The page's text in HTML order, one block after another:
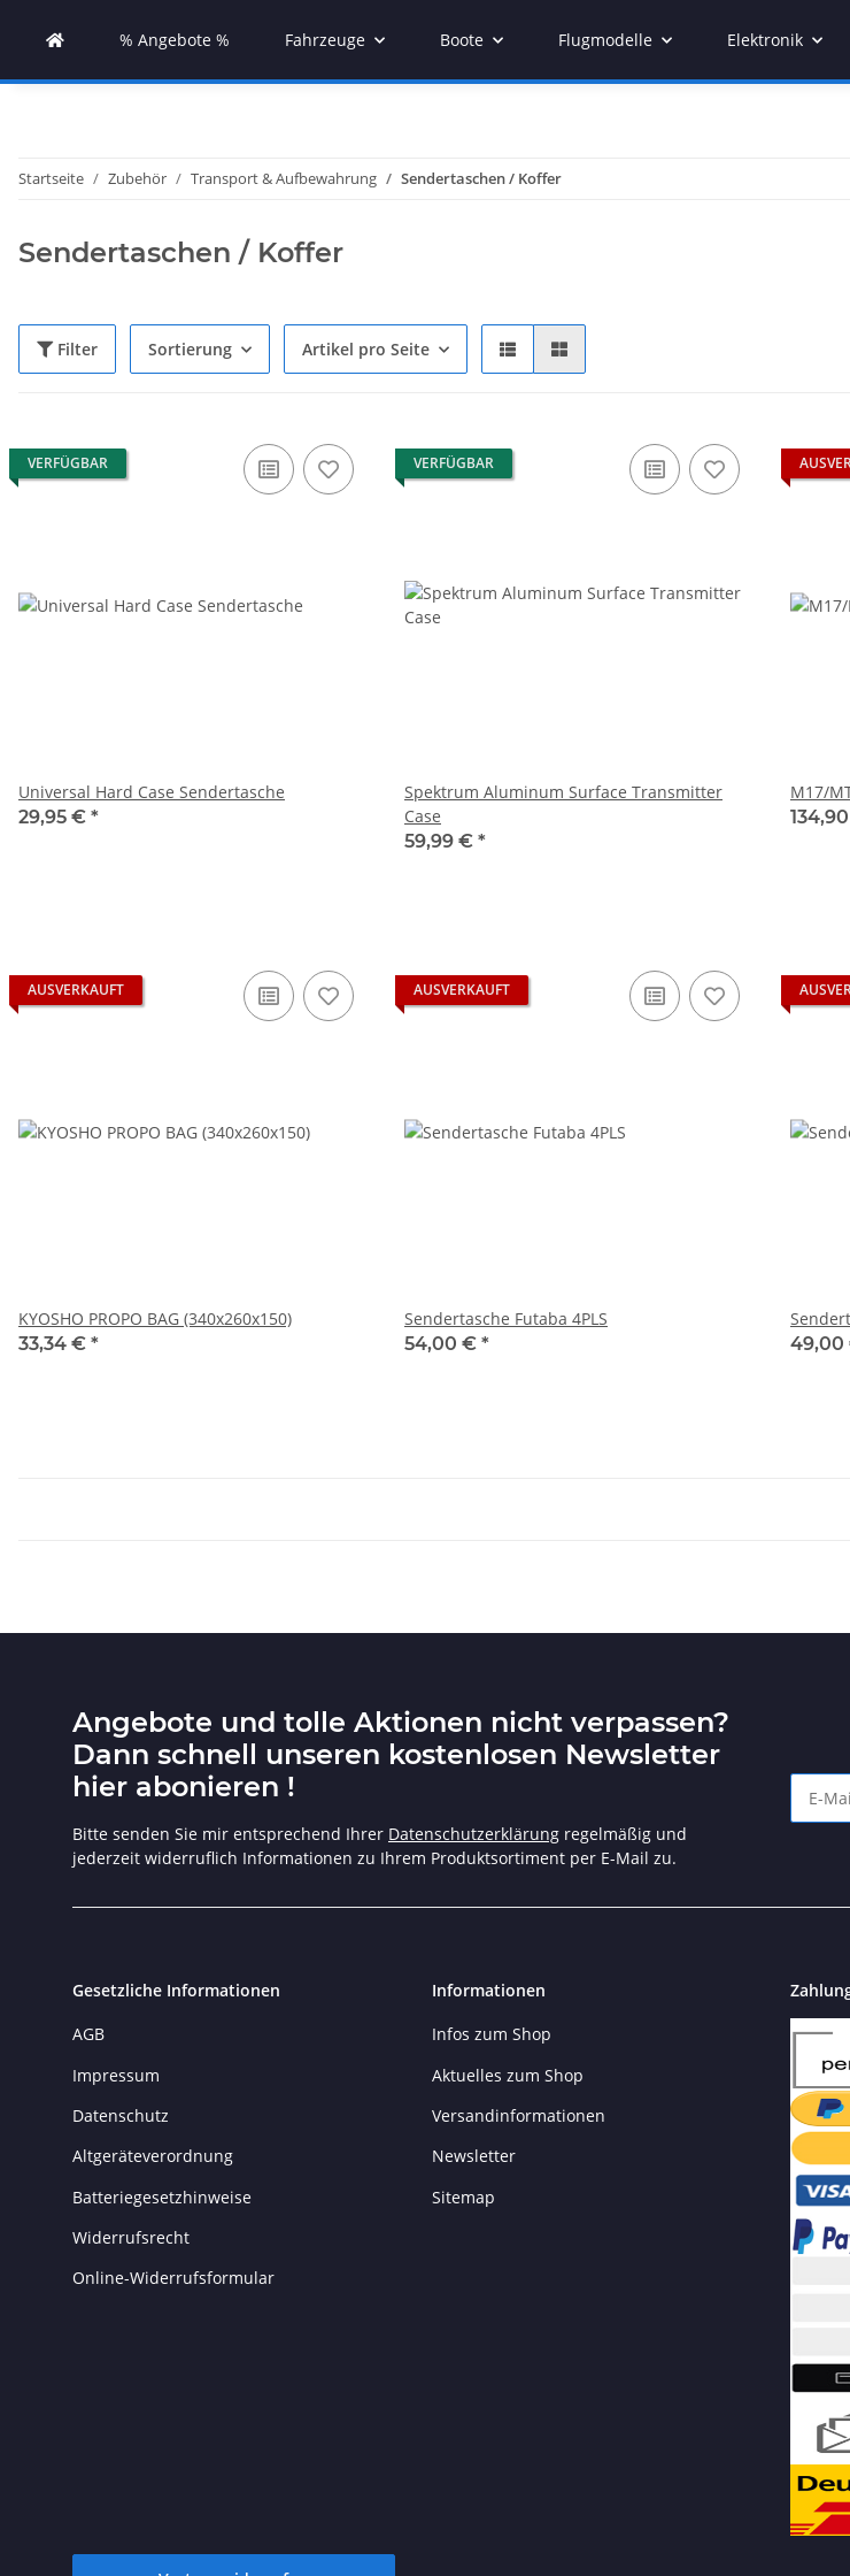
% Angebote % Fahrzeuge Boote Flugmodelle Elektronik
Startseite Zubehör Transport & Aufbewahrung Sendertaschen / Koffer
Sendertaschen / Koffer
Filter Sortierung Artikel pro Seite
VERFÜGBAR
Universal Hard Case Sendertasche
29,95 € *
VERFÜGBAR
Spektrum Aluminum Surface Transmitter
Case
59,99 € *
M17/
AUSVERKAUFT
KYOSHO PROPO BAG (340x260x150)
33,34 € *
AUSVERKAUFT
Sendertasche Futaba 4PLS
54,00 € *
49,00
Angebote und tolle Aktionen nicht verpassen?
Dann schnell unseren kostenlosen Newsletter
hier abonieren !
Bitte senden Sie mir entsprechend Ihrer Datenschutzerklärung regelmäßig und
jederzeit widerruflich Informationen zu Ihrem Produktsortiment per E-Mail zu.
Gesetzliche Informationen
AGB
Impressum
Datenschutz
Altgeräteverordnung
Batteriegesetzhinweise
Widerrufsrecht
Online-Widerrufsformular
Informationen
Infos zum Shop
Aktuelles zum Shop
Versandinformationen
Newsletter
Sitemap